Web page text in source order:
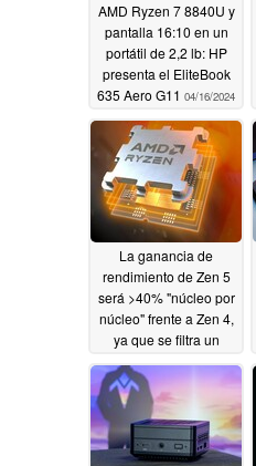
AMD Ryzen 7 8840U y
pantalla 16:10 en un
portátil de 2,2 lb: HP
presenta el EliteBook
635 Aero G11 04/16/2024
La ganancia de
rendimiento de Zen 5
será >40% "núcleo por
núcleo" frente a Zen 4,
ya que se filtra un
aumento del IPC en
juegos y pruebas
sintéticas04/01/2024